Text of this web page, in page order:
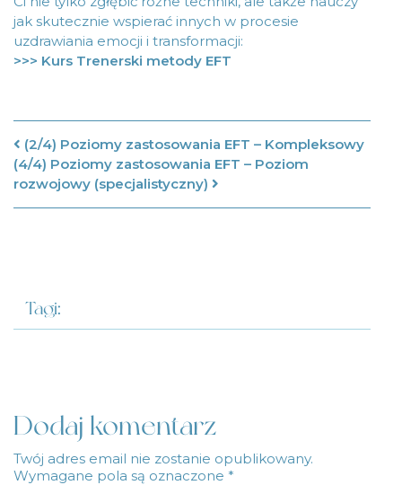
jak skutecznie wspierać innych w procesie
uzdrawiania emocji i transformacji:
>>> Kurs Trenerski metody EFT
Nawigacja po artykułach
(2/4) Poziomy zastosowania EFT – Kompleksowy
(4/4) Poziomy zastosowania EFT – Poziom
rozwojowy (specjalistyczny)
Tagi:
Dodaj komentarz
Twój adres email nie zostanie opublikowany.
Wymagane pola są oznaczone *